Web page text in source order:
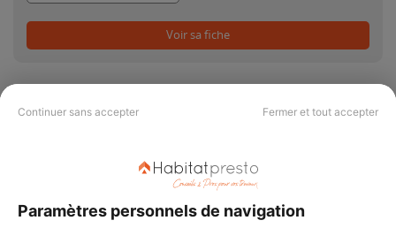
Continuer sans accepter Fermer et tout accepter
Paramètres personnels de navigation
Voir sa fiche
PAS LE TEMPS DE
CHERCHER ?